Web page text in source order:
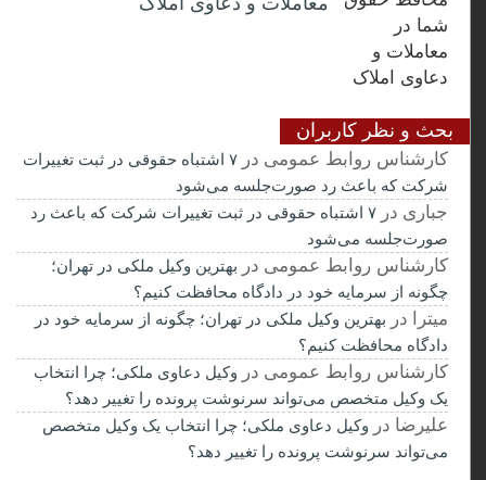
بحث و نظر کاربران
کارشناس روابط عمومیدر
۷ اشتباه حقوقی در ثبت تغییرات
شرکت که باعث رد صورت‌جلسه می‌شود
جباری در
۷ اشتباه حقوقی در ثبت تغییرات شرکت که باعث رد
صورت‌جلسه می‌شود
کارشناس روابط عمومیدربهترین وکیل ملکی در تهران؛
چگونه از سرمایه خود در دادگاه محافظت کنیم؟
میترادربهترین وکیل ملکی در تهران؛ چگونه از سرمایه خود در
دادگاه محافظت کنیم؟
کارشناس روابط عمومیدروکیل دعاوی ملکی؛ چرا انتخاب
یک وکیل متخصص می‌تواند سرنوشت پرونده را تغییر دهد؟
علیرضادروکیل دعاوی ملکی؛ چرا انتخاب یک وکیل متخصص
می‌تواند سرنوشت پرونده را تغییر دهد؟